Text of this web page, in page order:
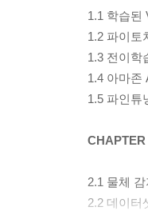
1.1 학습된
1.2 파이토
1.3 전이학
1.4 아마존
1.5 파인튜
2.1 물체
2.2 데이터